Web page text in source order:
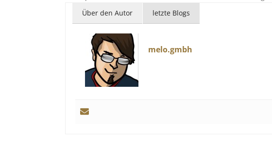
Über den Autor
letzte Blogs
melo.gmbh